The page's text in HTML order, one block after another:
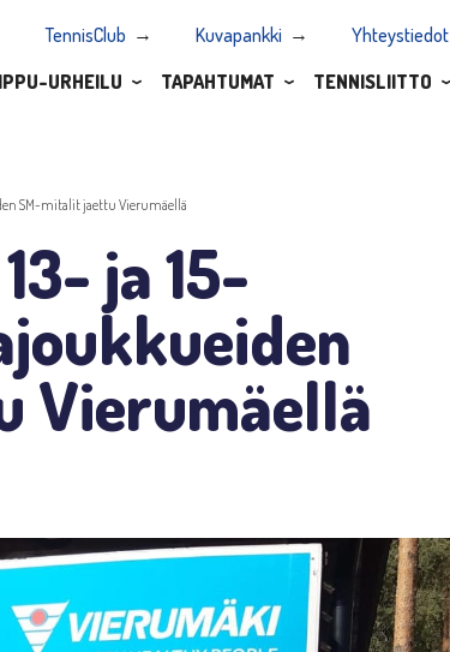
TennisClub Kuvapankki Yhteystiedot
URHEILU TAPAHTUMAT TENNISLIITTO
SM-mitalit jaettu Vierumäellä
ja 15-
Vierumäellä